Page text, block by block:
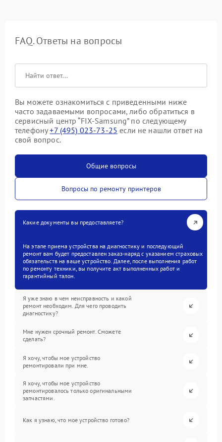
FAQ. Ответы на вопросы
Вы можете ознакомиться с приведенными ниже
часто задаваемыми вопросами, либо обратиться в
сервисный центр “FIX-Samsung” по следующему
телефону+7 (495) 023-73-25 если не нашли ответ на
свой вопрос.
Общие вопросы
Вопросы по ремонту принтеров
Какие документы вы предоставляете?
На этапе приема устройства на диагностику и последующий
ремонт вам будет предоставлен заказ-наряд с указанием страховых
обязательств на ваше устройство. Далее, после выполнения работ
по ремонту техники, вы получите акт выполненных работ и
гарантийный талон.
Я уже знаю в чем неисправность и какой
ремонт необходим. Для чего проводить
диагностику?
Мне нужен срочный ремонт. Сможете
сделать?
Я хочу, чтобы мое устройство
ремонтировали при мне.
Я хочу, чтобы мое устройство
ремонтировалось только оригинальными
запчастями.
Как я узнаю, что мое устройство готово?